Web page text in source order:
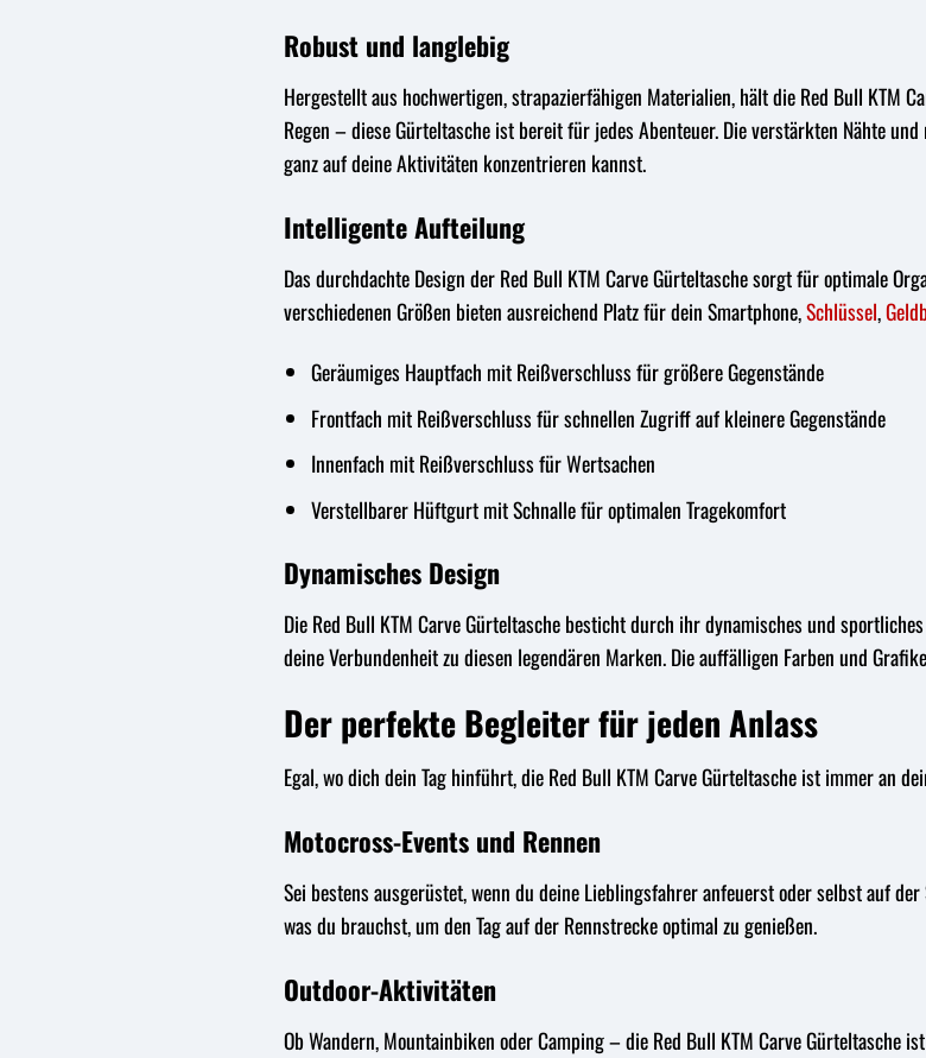
Robust und langlebig
Hergestellt aus hochwertigen, strapazierfähigen Materialien, hält die Red Bull KTM
Regen – diese Gürteltasche ist bereit für jedes Abenteuer. Die verstärkten Nähte
ganz auf deine Aktivitäten konzentrieren kannst.
Intelligente Aufteilung
Das durchdachte Design der Red Bull KTM Carve Gürteltasche sorgt für optimale
verschiedenen Größen bieten ausreichend Platz für dein Smartphone,Schlüssel,
Geräumiges Hauptfach mit Reißverschluss für größere Gegenstände
Frontfach mit Reißverschluss für schnellen Zugriff auf kleinere Gegenstände
Innenfach mit Reißverschluss für Wertsachen
Verstellbarer Hüftgurt mit Schnalle für optimalen Tragekomfort
Dynamisches Design
Die Red Bull KTM Carve Gürteltasche besticht durch ihr dynamisches und
deine Verbundenheit zu diesen legendären Marken. Die auffälligen Farben und
Der perfekte Begleiter für jeden Anlass
Egal, wo dich dein Tag hinführt, die Red Bull KTM Carve Gürteltasche ist immer an
Motocross-Events und Rennen
Sei bestens ausgerüstet, wenn du deine Lieblingsfahrer anfeuerst oder selbst auf
was du brauchst, um den Tag auf der Rennstrecke optimal zu genießen.
Outdoor-Aktivitäten
Ob Wandern, Mountainbiken oder Camping – die Red Bull KTM Carve